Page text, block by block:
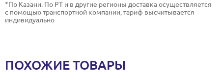
*По Казани. По РТ и в другие регионы доставка осуществляется
с помощью транспортной компании, тариф высчитывается
индивидуально
ПОХОЖИЕ ТОВАРЫ